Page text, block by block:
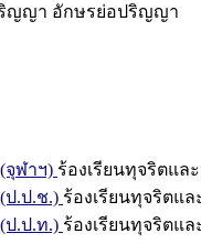
ญญา อักษรย่อปริญญา
จุฬาฯ) ร้องเรียนทุจริตแล
ป.ป.ช.) ร้องเรียนทุจริตแ
ป.ป.ท.) ร้องเรียนทุจริตแ